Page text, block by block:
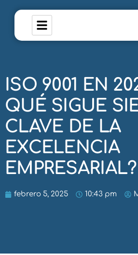
ISO 9001 EN
QUÉ SIGUE
CLAVE DE LA
EXCELENCIA
EMPRESARIAL?
febrero 5, 2025 10:43 pm